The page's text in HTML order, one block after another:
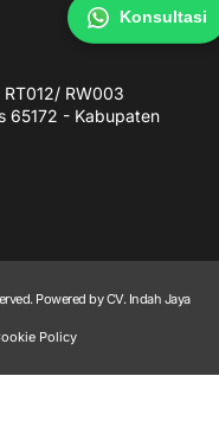
RW003
65172 - Kabupaten
Powered by CV. Indah Jaya
Policy
Konsultasi